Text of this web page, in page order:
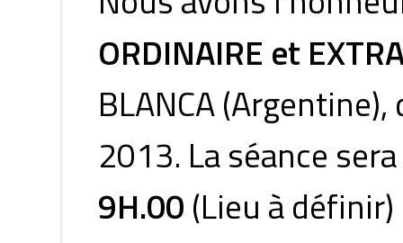
ORDINAIRE et
BLANCA
2013. La séance
9H.00(Lieu à définir)